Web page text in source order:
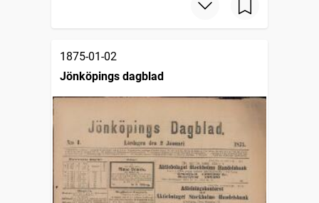
1875-01-02
Jönköpings dagblad